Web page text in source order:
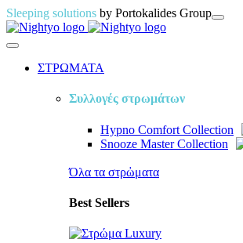
Sleeping solutions by Portokalides Group
ΣΤΡΩΜΑΤΑ
Συλλογές στρωμάτων
Hypno Comfort Collection
Snooze MasterCollection
Όλα τα στρὠματα
Best Sellers